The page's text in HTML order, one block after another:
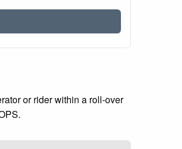
or rider within a roll-over